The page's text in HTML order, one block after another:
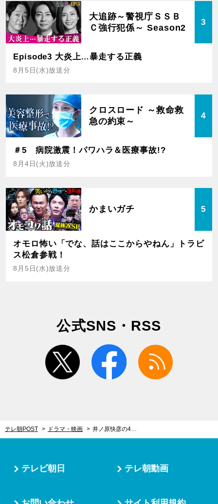
大追跡～警視庁ＳＳＢ
Ｃ強行犯係～ Season2
3
Episode3 大炎上…暴走する正義
8月5日(水)放送分
クロスロード ～救命救
急の約束～
4
＃5 病院激震！パワハラ＆医療事故!?
8月4日(火)放送分
かまいガチ 5
オモロ怖い「でな、話はここからやねん」トラビ
ス松倉参戦！
8月5日(水)放送分
公式SNS・RSS
twitter facebook
テレ朝POST ドラマ・映画 井ノ原快彦の45歳誕生日を『特捜9』チームが祝福！羽田美智子「最初にお祝いした時は20代だったよね」
テレビ朝日 テレ朝動画